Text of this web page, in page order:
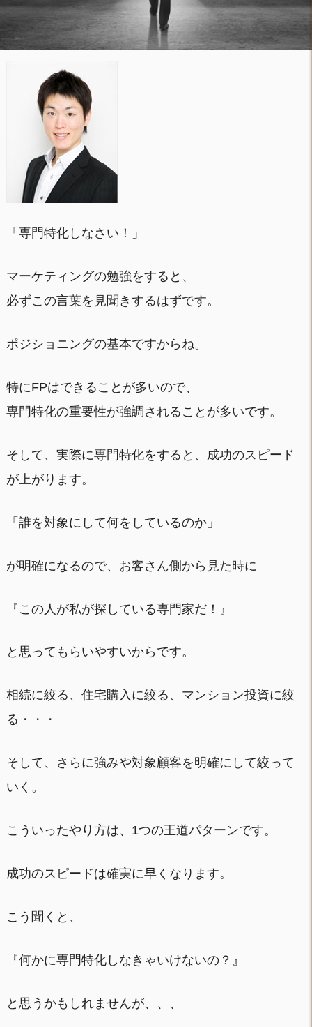
「専門特化しなさい！」
マーケティングの勉強をすると、
必ずこの言葉を見聞きするはずです。
ポジショニングの基本ですからね。
特にFPはできることが多いので、
専門特化の重要性が強調されることが多いです。
そして、実際に専門特化をすると、成功のスピード
が上がります。
「誰を対象にして何をしているのか」
が明確になるので、お客さん側から見た時に
『この人が私が探している専門家だ！』
と思ってもらいやすいからです。
相続に絞る、住宅購入に絞る、マンション投資に絞
る・・・
そして、さらに強みや対象顧客を明確にして絞って
いく。
こういったやり方は、1つの王道パターンです。
成功のスピードは確実に早くなります。
こう聞くと、
『何かに専門特化しなきゃいけないの？』
と思うかもしれませんが、、、